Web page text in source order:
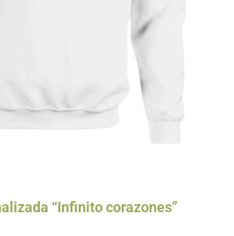
“Infinito corazones”